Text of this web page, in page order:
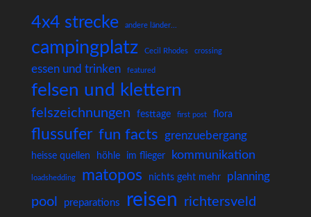
4x4 strecke andere länder...
campingplatz Cecil Rhodes crossing
essen und trinken featured
felsen und klettern
felszeichnungen festtage first post flora
flussufer fun facts grenzuebergang
heisse quellen höhle im flieger kommunikation
loadshedding matopos nichts geht mehr planning
pool preparations reisen richtersveld